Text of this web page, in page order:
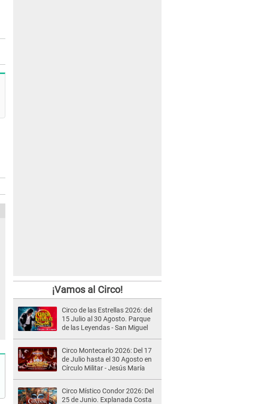
¡Vamos al Circo!
Circo de las Estrellas 2026: del
15 Julio al 30 Agosto. Parque
de las Leyendas - San Miguel
Circo Montecarlo 2026: Del 17
de Julio hasta el 30 Agosto en
Círculo Militar - Jesús María
Circo Místico Condor 2026: Del
25 de Junio. Explanada Costa